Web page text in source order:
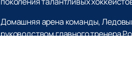
Домашняя арена команды,
руководством главного тренера